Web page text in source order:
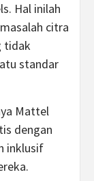
Hal inilah
citra
tidak
standar
Mattel
dengan
inklusif